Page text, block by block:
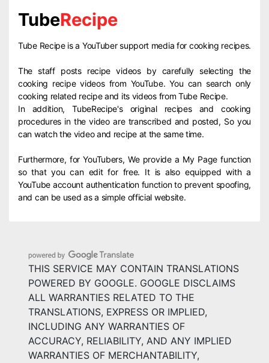
TubeRecipe
Tube Recipe is a YouTuber support media for cooking recipes.
The staff posts recipe videos by carefully selecting the
cooking recipe videos from YouTube. You can search only
cooking related recipe and its videos from Tube Recipe.
In addition, TubeRecipe's original recipes and cooking
procedures in the video are transcribed and posted, So you
can watch the video and recipe at the same time.
Furthermore, for YouTubers, We provide a My Page function
so that you can edit for free. It is also equipped with a
YouTube account authentication function to prevent spoofing,
and can be used as a simple official website.
THIS SERVICE MAY CONTAIN TRANSLATIONS
POWERED BY GOOGLE. GOOGLE DISCLAIMS
ALL WARRANTIES RELATED TO THE
TRANSLATIONS, EXPRESS OR IMPLIED,
INCLUDING ANY WARRANTIES OF
ACCURACY, RELIABILITY, AND ANY IMPLIED
WARRANTIES OF MERCHANTABILITY,